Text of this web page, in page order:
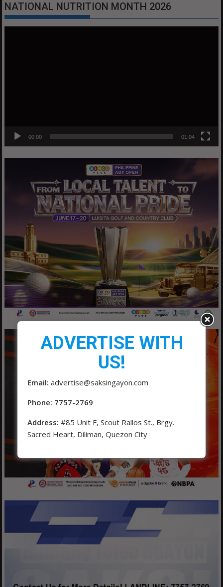
NATIONAL NUTRITION MONTH 2026
00:00 01:04
ADVERTISE WITH
US!
Email: advertise@saksingayon.com
Phone: 7757-2769
Address: #85 Unit F, Scout Rallos St., Brgy.
Sacred Heart, Diliman, Quezon City